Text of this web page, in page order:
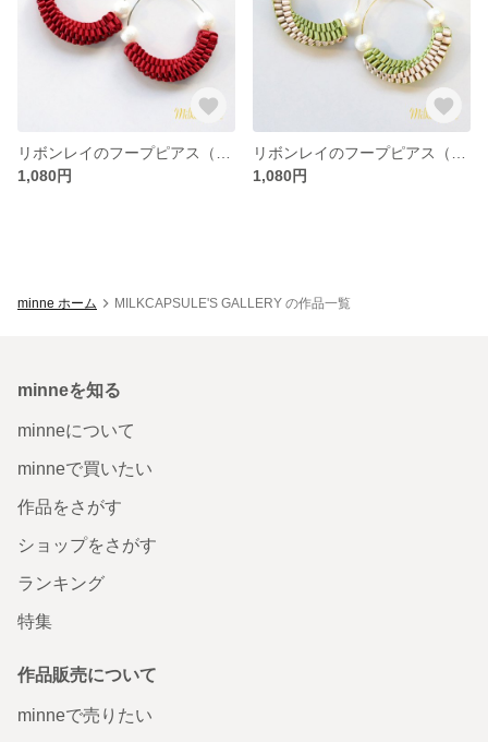
1,080円
1,080円
minne ホーム MILKCAPSULE'S GALLERY の作品一覧
minneを知る
minneについて
minneで買いたい
作品をさがす
ショップをさがす
ランキング
特集
作品販売について
minneで売りたい